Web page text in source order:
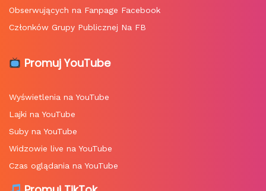
Obserwujących na Fanpage Facebook
Członków Grupy Publicznej Na FB
Promuj YouTube
Wyświetlenia na YouTube
Lajki na YouTube
Suby na YouTube
Widzowie live na YouTube
Czas oglądania na YouTube